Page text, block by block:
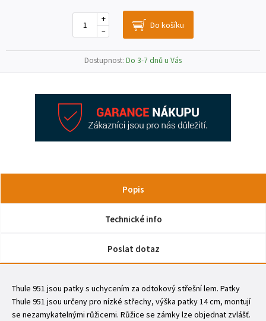
–
+
Dostupnost: Do 3-7 dnů u Vás
Popis
Technické info
Poslat dotaz
Thule 951 jsou patky s uchycením za odtokový střešní lem. Patky
Thule 951 jsou určeny pro nízké střechy, výška patky 14 cm, montují
se nezamykatelnými růžicemi. Růžice se zámky lze objednat zvlášť.